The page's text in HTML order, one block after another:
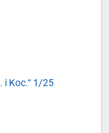
i Koc.“ 1/25